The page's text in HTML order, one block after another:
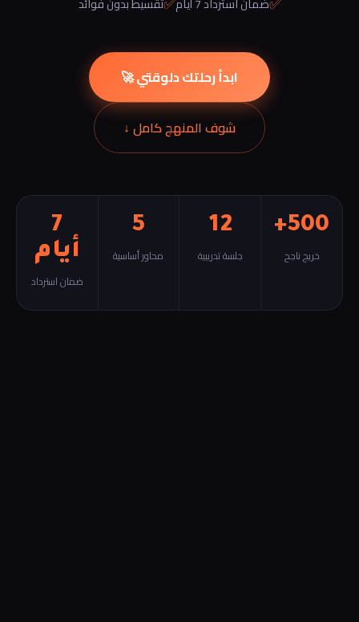
ابدأ رحلتك دلوقتي 🚀
شوف المنهج كامل ↓
500+
خريج ناجح
12
جلسة تدريبية
5
محاور أساسية
7
أيام
ضمان استرداد